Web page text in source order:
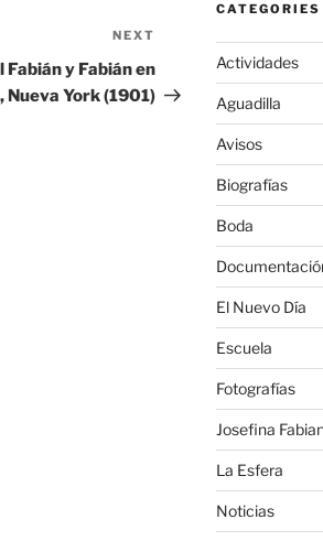
Post
NEXT
Fabián y Fabián en
Nueva York (1901)
CATEGORIES
Actividades
Aguadilla
Avisos
Biografías
Boda
El Nuevo Día
Escuela
Fotografías
Josefina
La Esfera
Noticias